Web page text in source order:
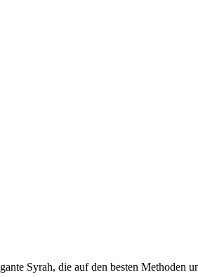
Syrah, die auf den besten Methoden